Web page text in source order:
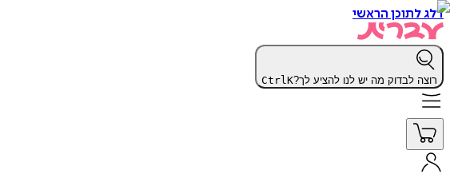
דלג לתוכן הראשי
רוצה לבדוק מה יש לנו להציע לך? CtrlK